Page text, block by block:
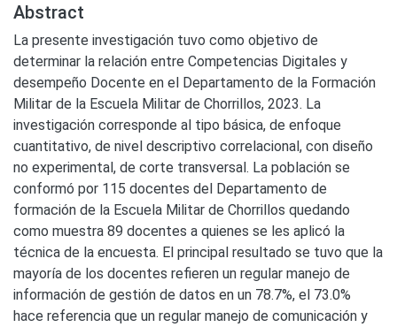
Abstract
La presente investigación tuvo como objetivo de
determinar la relación entre Competencias Digitales y
desempeño Docente en el Departamento de la Formación
Militar de la Escuela Militar de Chorrillos, 2023. La
investigación corresponde al tipo básica, de enfoque
cuantitativo, de nivel descriptivo correlacional, con diseño
no experimental, de corte transversal. La población se
conformó por 115 docentes del Departamento de
formación de la Escuela Militar de Chorrillos quedando
como muestra 89 docentes a quienes se les aplicó la
técnica de la encuesta. El principal resultado se tuvo que la
mayoría de los docentes refieren un regular manejo de
información de gestión de datos en un 78.7%, el 73.0%
hace referencia que un regular manejo de comunicación y